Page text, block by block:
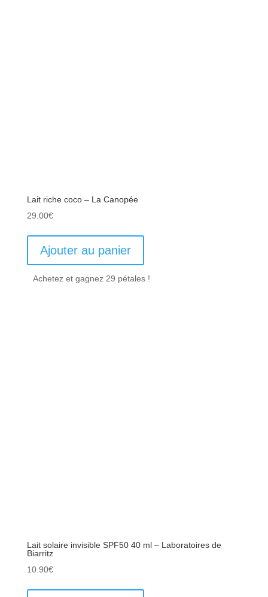
Lait riche coco – La Canopée
29.00€
Ajouter au panier
Achetez et gagnez 29 pétales !
Lait solaire invisible SPF50 40 ml – Laboratoires de
Biarritz
10.90€